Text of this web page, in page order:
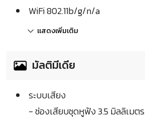
WiFi 802.11b/g/n/a
แสดงเพิ่มเติม
มัลติมีเดีย
ระบบเสียง
- ช่องเสียบชุดหูฟัง 3.5 มิลลิเมตร